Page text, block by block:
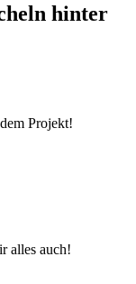
hinter
Projekt!
alles auch!